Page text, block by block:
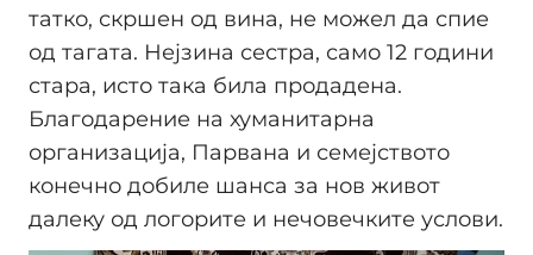
татко, скршен од вина, не можел да спие
од тагата. Нејзина сестра, само 12 години
стара, исто така била продадена.
Благодарение на хуманитарна
организација, Парвана и семејството
конечно добиле шанса за нов живот
далеку од логорите и нечовечките услови.